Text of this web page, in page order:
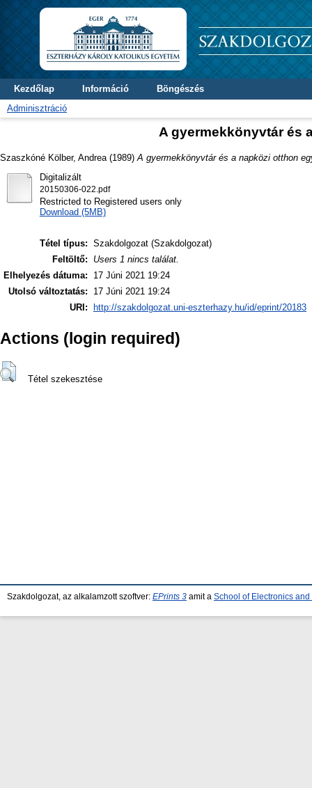
Kezdőlap Információ
Böngészés
Adminisztráció
A gyermekkönyvtár és
Szaszkóné Kölber, Andrea (1989) A gyermekkönyvtár és a napközi otthon
Digitalizált
20150306-022.pdf
Restricted to Registered users only
Download (5MB)
Tétel típus: Szakdolgozat (Szakdolgozat)
Feltöltő:
Users 1 nincs találat.
Elhelyezés dátuma:
17 Júni 2021 19:24
Utolsó változtatás:
17 Júni 2021 19:24
URI:
http://szakdolgozat.uni-eszterhazy.hu/id/eprint/20183
Actions (login required)
Tétel szekesztése
Szakdolgozat, az alkalamzott szoftver: EPrints 3 amit a School of Electronics